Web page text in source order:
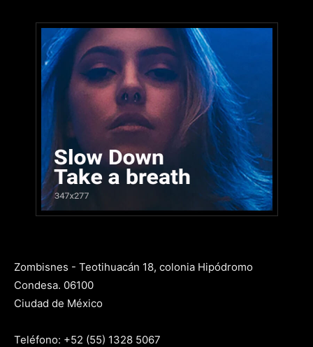
Zombisnes - Teotihuacán 18, colonia Hipódromo
Condesa. 06100
Ciudad de México
Teléfono: +52 (55) 1328 5067